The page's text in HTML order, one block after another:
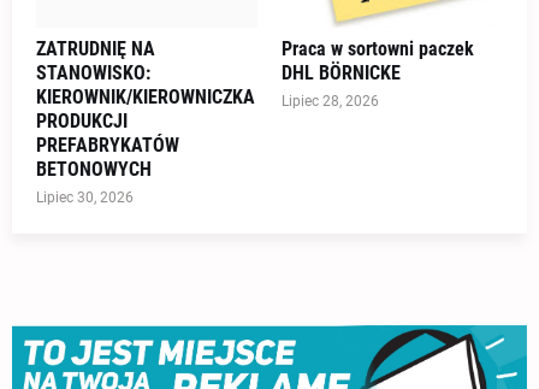
ZATRUDNIĘ NA
STANOWISKO:
KIEROWNIK/KIEROWNICZKA
PRODUKCJI
PREFABRYKATÓW
BETONOWYCH
Lipiec 30, 2026
Praca w sortowni paczek
DHL BÖRNICKE
Lipiec 28, 2026